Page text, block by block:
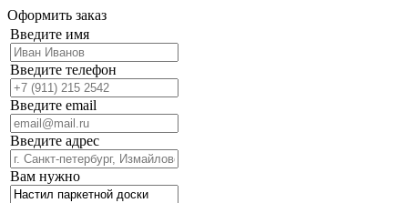
Оформить заказ
Введите имя
Введите телефон
Введите email
Введите адрес
Вам нужно